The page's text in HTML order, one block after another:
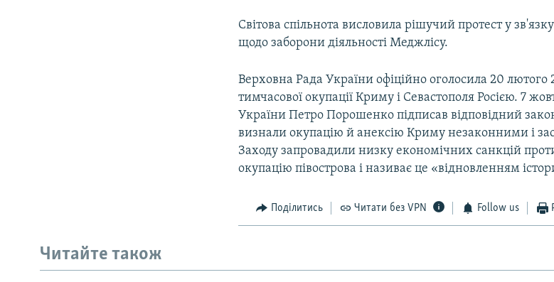
Світова спільнота висловила рішучий протест у
щодо заборони діяльності Меджлісу.
Верховна Рада України офіційно оголосила 20 лютого
тимчасової окупації Криму і Севастополя Росією. 7
України Петро Порошенко підписав відповідний
визнали окупацію й анексію Криму незаконними і
Заходу запровадили низку економічних санкцій
окупацію півострова і називає це «відновленням
Поділитись Читати без VPN Follow us
Читайте також